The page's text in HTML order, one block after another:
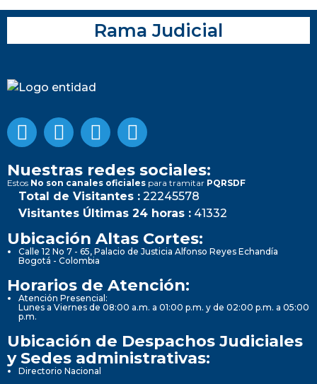
Rama Judicial
Nuestras redes sociales:
Estos No son canales oficiales para tramitar PQRSDF
Total de Visitantes : 22245578
Visitantes Últimas 24 horas : 41332
Ubicación Altas Cortes:
Calle 12 No 7 - 65, Palacio de Justicia Alfonso Reyes Echandía
Bogotá - Colombia
Horarios de Atención:
Atención Presencial:
Lunes a Viernes de 08:00 a.m. a 01:00 p.m. y de 02:00 p.m. a 05:00
p.m.
Ubicación de Despachos Judiciales
y Sedes administrativas:
Directorio Nacional